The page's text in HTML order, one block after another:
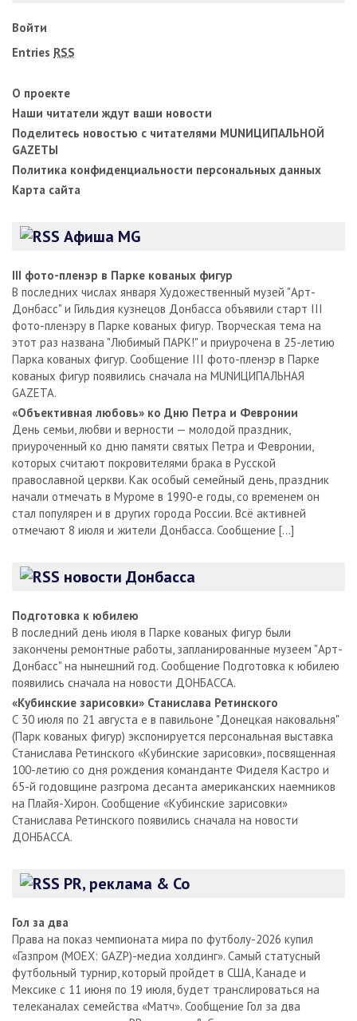
Войти
Entries RSS
О проекте
Наши читатели ждут ваши новости
Поделитесь новостью с читателями MUNИЦИПАЛЬНОЙ
GAZЕТЫ
Политика конфиденциальности персональных данных
Карта сайта
Афиша MG
III фото-пленэр в Парке кованых фигур
В последних числах января Художественный музей "Арт-
Донбасс" и Гильдия кузнецов Донбасса объявили старт III
фото-пленэру в Парке кованых фигур. Творческая тема на
этот раз названа "Любимый ПАРК!" и приурочена в 25-летию
Парка кованых фигур. Сообщение III фото-пленэр в Парке
кованых фигур появились сначала на MUNИЦИПАЛЬНАЯ
GAZЕТА.
«Объективная любовь» ко Дню Петра и Февронии
День семьи, любви и верности — молодой праздник,
приуроченный ко дню памяти святых Петра и Февронии,
которых считают покровителями брака в Русской
православной церкви. Как особый семейный день, праздник
начали отмечать в Муроме в 1990-е годы, со временем он
стал популярен и в других города России. Всё активней
отмечают 8 июля и жители Донбасса. Сообщение […]
новости Донбасса
Подготовка к юбилею
В последний день июля в Парке кованых фигур были
закончены ремонтные работы, запланированные музеем "Арт-
Донбасс" на нынешний год. Сообщение Подготовка к юбилею
появились сначала на новости ДОНБАССА.
«Кубинские зарисовки» Станислава Ретинского
С 30 июля по 21 августа е в павильоне "Донецкая наковальня"
(Парк кованых фигур) экспонируется персональная выставка
Станислава Ретинского «Кубинские зарисовки», посвященная
100-летию со дня рождения команданте Фиделя Кастро и
65-й годовщине разгрома десанта американских наемников
на Плайя-Хирон. Сообщение «Кубинские зарисовки»
Станислава Ретинского появились сначала на новости
ДОНБАССА.
PR, реклама & Co
Гол за два
Права на показ чемпионата мира по футболу-2026 купил
«Газпром (MOEX: GAZP)-медиа холдинг». Самый статусный
футбольный турнир, который пройдет в США, Канаде и
Мексике с 11 июня по 19 июля, будет транслироваться на
телеканалах семейства «Матч». Сообщение Гол за два